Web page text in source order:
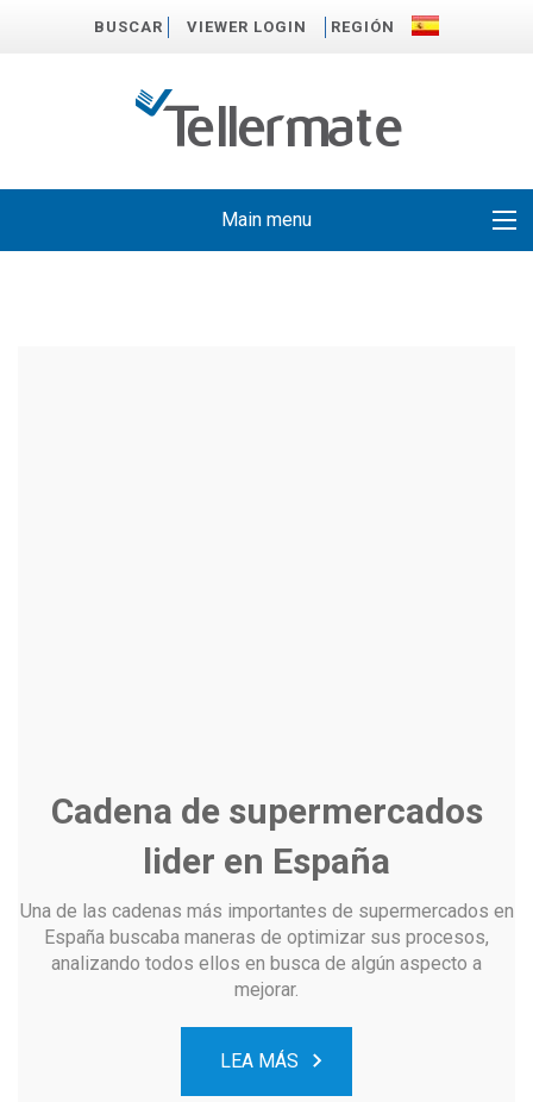
BUSCAR VIEWER LOGIN REGIÓN
Main menu
Cadena de supermercados
lider en España
Una de las cadenas más importantes de supermercados en
España buscaba maneras de optimizar sus procesos,
analizando todos ellos en busca de algún aspecto a
mejorar.
LEA MÁS